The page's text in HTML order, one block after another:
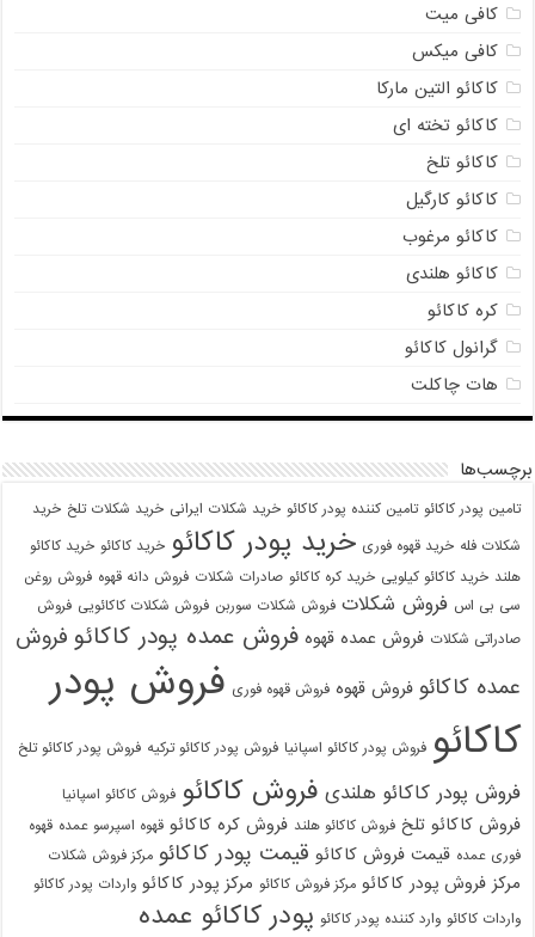
کافی میت
کافی میکس
کاکائو التین مارکا
کاکائو تخته ای
کاکائو تلخ
کاکائو کارگیل
کاکائو مرغوب
کاکائو هلندی
کره کاکائو
گرانول کاکائو
هات چاکلت
برچسب‌ها
تامین پودر کاکائو تامین کننده پودر کاکائو خرید شکلات ایرانی خرید شکلات تلخ خرید
شکلات فله خرید قهوه فوری خرید پودر کاکائو خرید کاکائو خرید کاکائو
هلند خرید کاکائو کیلویی خرید کره کاکائو صادرات شکلات فروش دانه قهوه فروش روغن
سی بی اس فروش شکلات فروش شکلات سوربن فروش شکلات کاکائویی فروش
صادراتی شکلات فروش عمده قهوه فروش عمده پودر کاکائو فروش
عمده کاکائو فروش قهوه فروش قهوه فوری فروش پودر
کاکائو فروش پودر کاکائو اسپانیا فروش پودر کاکائو ترکیه فروش پودر کاکائو تلخ
فروش پودر کاکائو هلندی فروش کاکائو فروش کاکائو اسپانیا
فروش کاکائو تلخ فروش کاکائو هلند فروش کره کاکائو قهوه اسپرسو عمده قهوه
فوری عمده قیمت فروش کاکائو قیمت پودر کاکائو مرکز فروش شکلات
مرکز فروش پودر کاکائو مرکز فروش کاکائو مرکز پودر کاکائو واردات پودر کاکائو
واردات کاکائو وارد کننده پودر کاکائو پودر کاکائو عمده